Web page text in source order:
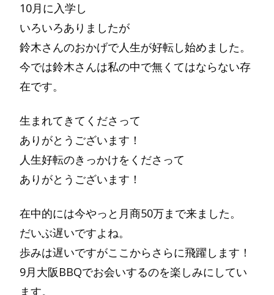
10月に入学し
いろいろありましたが
鈴木さんのおかげで人生が好転し始めました。
今では鈴木さんは私の中で無くてはならない存
在です。
生まれてきてくださって
ありがとうございます！
人生好転のきっかけをくださって
ありがとうございます！
在中的には今やっと月商50万まで来ました。
だいぶ遅いですよね。
歩みは遅いですがここからさらに飛躍します！
9月大阪BBQでお会いするのを楽しみにしてい
ます。